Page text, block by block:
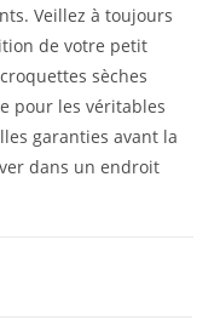
Veillez à toujours
de votre petit
sèches
pour les véritables
garanties avant la
dans un endroit